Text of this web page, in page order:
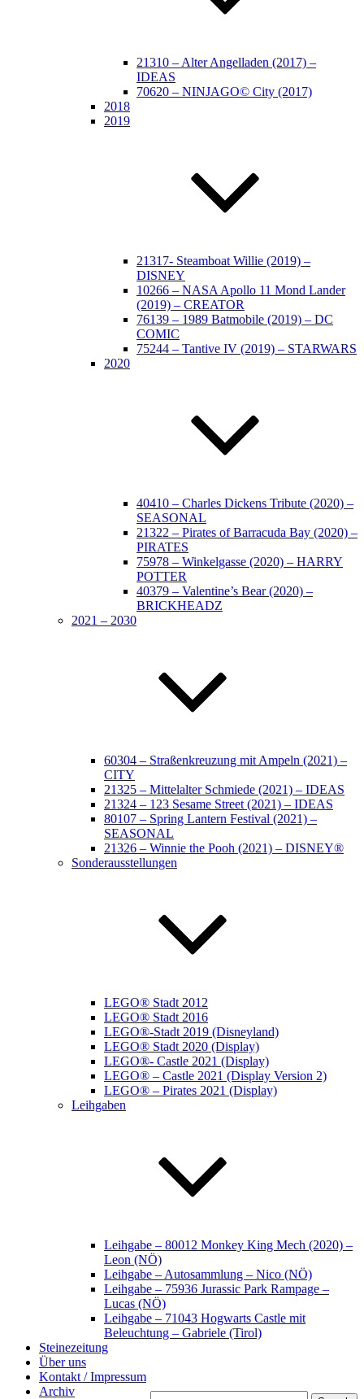
21310 – Alter Angelladen (2017) –
IDEAS
70620 – NINJAGO© City (2017)
2018
2019
21317- Steamboat Willie (2019) –
DISNEY
10266 – NASA Apollo 11 Mond Lander
(2019) – CREATOR
76139 – 1989 Batmobile (2019) – DC
COMIC
75244 – Tantive IV (2019) – STARWARS
2020
40410 – Charles Dickens Tribute (2020) –
SEASONAL
21322 – Pirates of Barracuda Bay (2020) –
PIRATES
75978 – Winkelgasse (2020) – HARRY
POTTER
40379 – Valentine’s Bear (2020) –
BRICKHEADZ
2021 – 2030
60304 – Straßenkreuzung mit Ampeln (2021) –
CITY
21325 – Mittelalter Schmiede (2021) – IDEAS
21324 – 123 Sesame Street (2021) – IDEAS
80107 – Spring Lantern Festival (2021) –
SEASONAL
21326 – Winnie the Pooh (2021) – DISNEY®
Sonderausstellungen
LEGO® Stadt 2012
LEGO® Stadt 2016
LEGO®-Stadt 2019 (Disneyland)
LEGO® Stadt 2020 (Display)
LEGO®- Castle 2021 (Display)
LEGO® – Castle 2021 (Display Version 2)
LEGO® – Pirates 2021 (Display)
Leihgaben
Leihgabe – 80012 Monkey King Mech (2020) –
Leon (NÖ)
Leihgabe – Autosammlung – Nico (NÖ)
Leihgabe – 75936 Jurassic Park Rampage –
Lucas (NÖ)
Leihgabe – 71043 Hogwarts Castle mit
Beleuchtung – Gabriele (Tirol)
Steinezeitung
Über uns
Kontakt / Impressum
Archiv